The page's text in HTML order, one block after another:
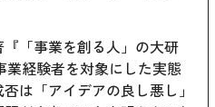
「事業を創る人」の大研
業経験者を対象にした実態
は「アイデアの良し悪し」